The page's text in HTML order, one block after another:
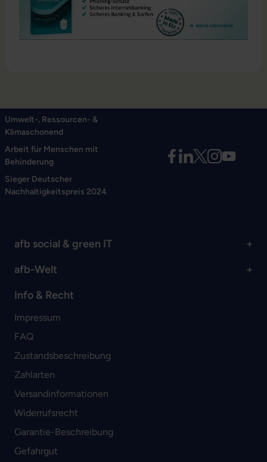
Umwelt-, Ressourcen- &
Klimaschonend
Arbeit für Menschen mit
Behinderung
Sieger Deutscher
Nachhaltigkeitspreis 2024
afb social & green IT
afb-Welt
Info & Recht
Impressum
FAQ
Zustandsbeschreibung
Zahlarten
Versandinformationen
Widerrufsrecht
Garantie-Beschreibung
Gefahrgut